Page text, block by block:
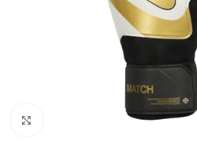
Amplía la Imagen